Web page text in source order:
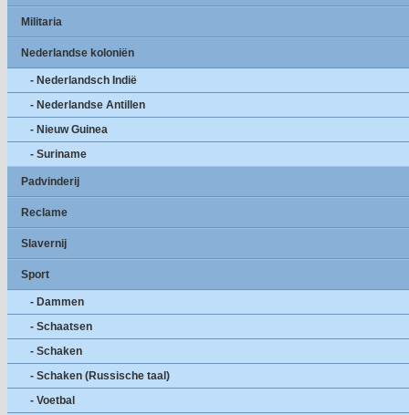
Militaria
Nederlandse koloniën
- Nederlandsch Indië
- Nederlandse Antillen
- Nieuw Guinea
- Suriname
Padvinderij
Reclame
Slavernij
Sport
- Dammen
- Schaatsen
- Schaken
- Schaken (Russische taal)
- Voetbal